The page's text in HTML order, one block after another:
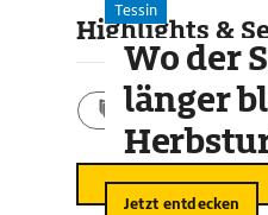
die Sammlung.
Highlights &
Aktivitäten
Tessin
Wo der
länger
Jetzt entdecken